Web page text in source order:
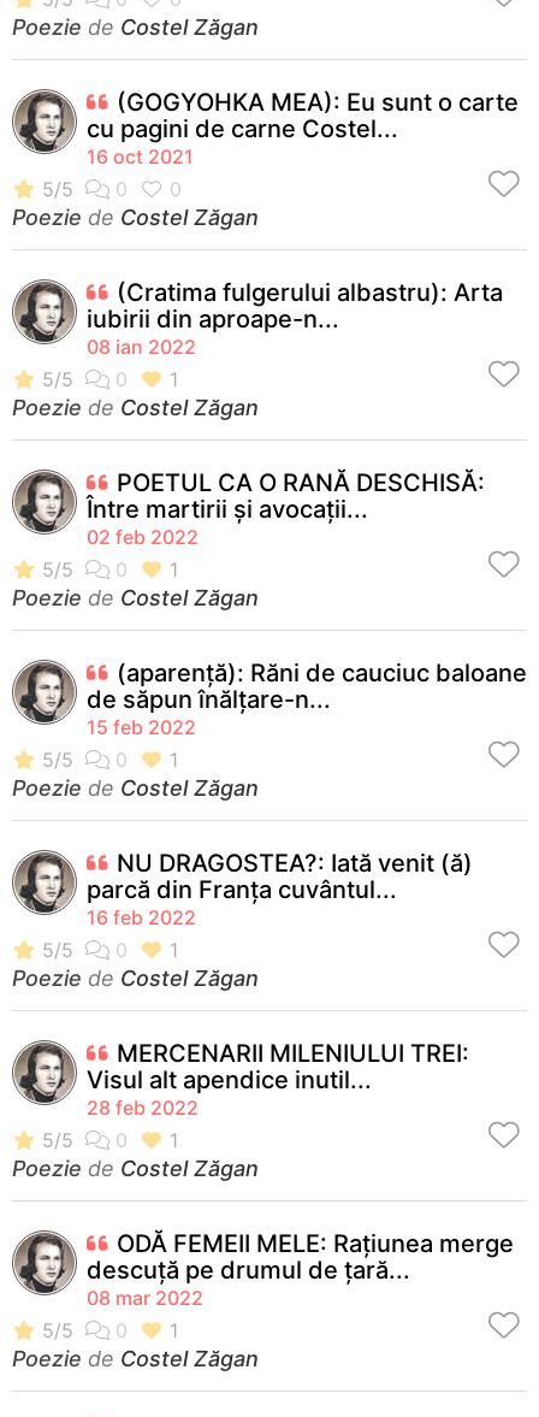
Poezie de Costel Zăgan
(GOGYOHKA MEA): Eu sunt o carte
cu pagini de carne Costel...
16 oct 2021
Poezie de Costel Zăgan
(Cratima fulgerului albastru): Arta
iubirii din aproape-n...
08 ian 2022
Poezie de Costel Zăgan
POETUL CA O RANĂ DESCHISĂ:
Între martirii și avocații...
02 feb 2022
Poezie de Costel Zăgan
(aparență): Răni de cauciuc baloane
de săpun înălțare-n...
15 feb 2022
Poezie de Costel Zăgan
NU DRAGOSTEA?: Iată venit (ă)
parcă din Franţa cuvântul...
16 feb 2022
Poezie de Costel Zăgan
MERCENARII MILENIULUI TREI:
Visul alt apendice inutil...
28 feb 2022
Poezie de Costel Zăgan
ODĂ FEMEII MELE: Rațiunea merge
descuță pe drumul de țară...
08 mar 2022
Poezie de Costel Zăgan